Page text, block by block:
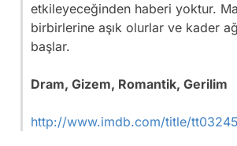
etkileyeceğinden haberi yoktur.
birbirlerine aşık olurlar ve kader
başlar.
Dram, Gizem, Romantik, Gerilim
http://www.imdb.com/title/